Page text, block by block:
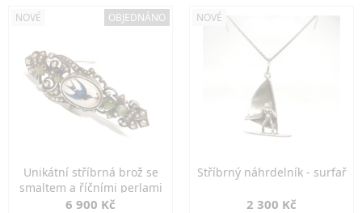
NOVÉ OBJEDNÁNO
Unikátní stříbrná brož se
smaltem a říčními perlami
6 900 Kč
NOVÉ
Stříbrný náhrdelník - surfař
2 300 Kč